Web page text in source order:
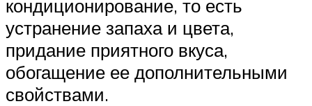
кондиционирование, то есть
устранение запаха и цвета,
придание приятного вкуса,
обогащение ее дополнительными
свойствами.